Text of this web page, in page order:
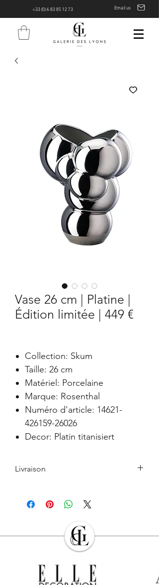
+33 (0) 6 83 85 12 73 Email us
Vase 26 cm | Platine |
Édition limitée | 449 €
Collection: Skum
Taille: 26 cm
Matériel: Porcelaine
Marque: Rosenthal
Numéro d'article: 14621-
426159-26026
Decor: Platin titanisiert
Livraison
Les Produits commandés seront livrés à
l’adresse indiquée par l’Acheteur lors de
Sauf cas de force majeure ou lors des
périodes de fermeture clairement
Produits en stock sont expédiés dans les
sept (7) jours suivant la date